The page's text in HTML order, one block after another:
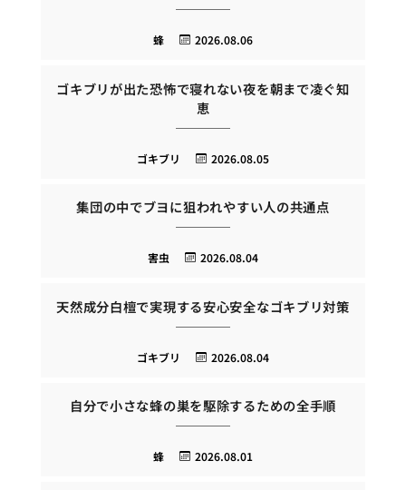
2026.08.06
蜂
ゴキブリが出た恐怖で寝れない夜を朝まで凌ぐ知
恵
2026.08.05
ゴキブリ
集団の中でブヨに狙われやすい人の共通点
2026.08.04
害虫
天然成分白檀で実現する安心安全なゴキブリ対策
2026.08.04
ゴキブリ
自分で小さな蜂の巣を駆除するための全手順
2026.08.01
蜂